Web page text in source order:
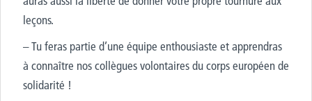
leçons.
– Tu feras partie d’une équipe enthousiaste et apprendras
à connaître nos collègues volontaires du corps européen de
solidarité !